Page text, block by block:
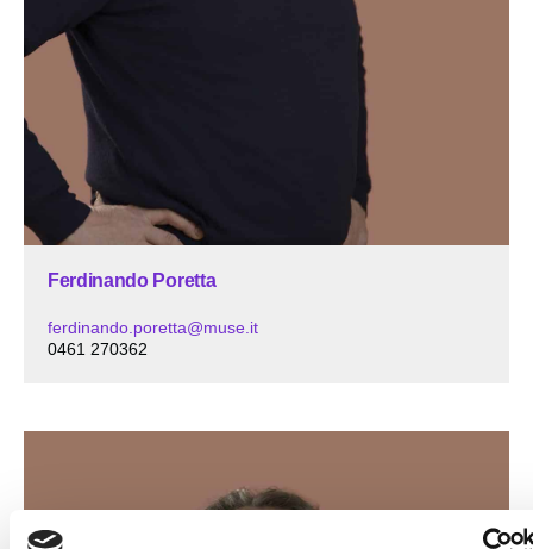
Ferdinando Poretta
ferdinando.poretta@muse.it
0461 270362